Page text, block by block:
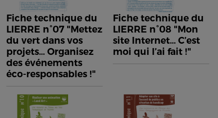
Fiche technique du
LIERRE n°07 "Mettez
du vert dans vos
projets... Organisez
des événements
éco-responsables !"
Fiche technique du
LIERRE n°08 "Mon
site Internet... C’est
moi qui l’ai fait !"